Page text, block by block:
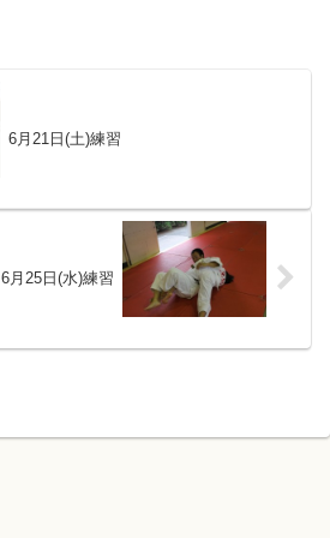
6月21日(土)練習
6月25日(水)練習